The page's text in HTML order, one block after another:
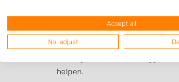
dit goed te doen. Bovendien is
aangeraden om graszoden te
Graszoden laten
Wilt u graszoden laten
helpen.
Accept all
No, adjust